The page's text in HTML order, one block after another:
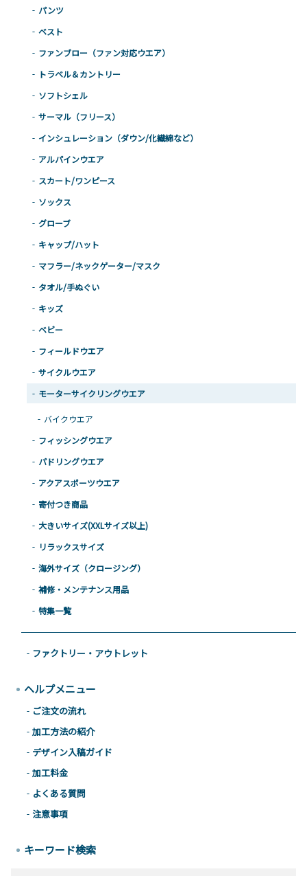
パンツ
ベスト
ファンブロー（ファン対応ウエア）
トラベル＆カントリー
ソフトシェル
サーマル（フリース）
インシュレーション（ダウン/化繊綿など）
アルパインウエア
スカート/ワンピース
ソックス
グローブ
キャップ/ハット
マフラー/ネックゲーター/マスク
タオル/手ぬぐい
キッズ
ベビー
フィールドウエア
サイクルウエア
モーターサイクリングウエア
バイクウエア
フィッシングウエア
パドリングウエア
アクアスポーツウエア
寄付つき商品
大きいサイズ(XXLサイズ以上)
リラックスサイズ
海外サイズ（クロージング）
補修・メンテナンス用品
特集一覧
ファクトリー・アウトレット
ヘルプメニュー
ご注文の流れ
加工方法の紹介
デザイン入稿ガイド
加工料金
よくある質問
注意事項
キーワード検索